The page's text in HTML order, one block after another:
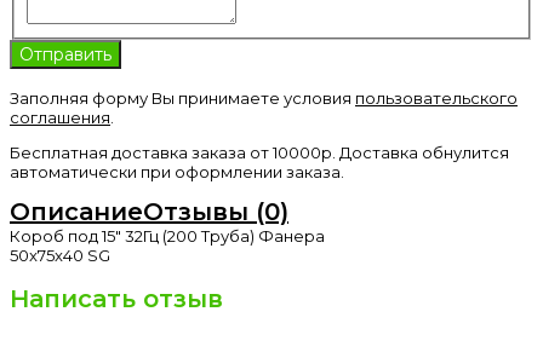
Заполняя форму Вы принимаете условия пользовательского
соглашения
Бесплатная доставка заказа от 10000р. Доставка обнулится
автоматически при оформлении заказа.
ОписаниеОтзывы (0)
Короб под 15" 32Гц (200 Труба) Фанера
50x75x40 SG
Написать отзыв